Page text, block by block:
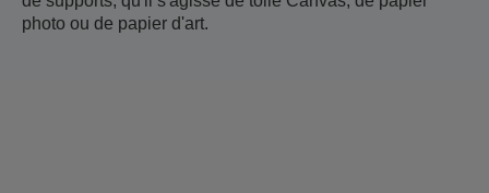
photo ou de papier d'art.